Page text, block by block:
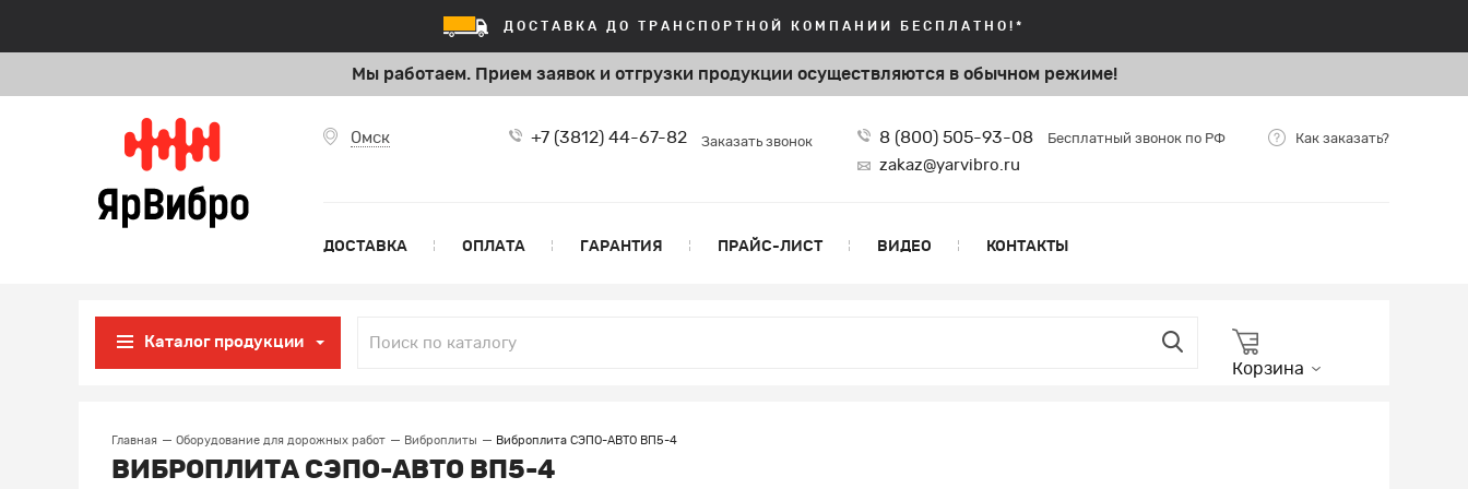
ДОСТАВКА ДО ТРАНСПОРТНОЙ КОМПАНИИ БЕСПЛАТНО!*
Мы работаем. Прием заявок и отгрузки продукции осуществляются в обычном режиме!
Омск +7 (3812) 44-67-82 Заказать звонок 8 (800) 505-93-08 Бесплатный звонок по РФ
zakaz@yarvibro.ru
Как заказать?
ДОСТАВКА ОПЛАТА ГАРАНТИЯ ПРАЙС-ЛИСТ ВИДЕО КОНТАКТЫ
Каталог продукции
Корзина
Главная Оборудование для дорожных работ Виброплиты Виброплита СЭПО-АВТО ВП5-4
ВИБРОПЛИТА СЭПО-АВТО ВП5-4